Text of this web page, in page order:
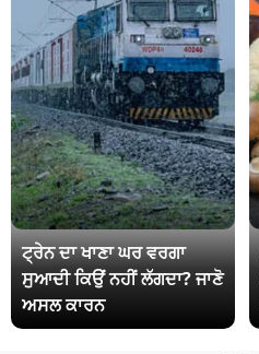
ਟ੍ਰੇਨ ਦਾ ਖਾਣਾ ਘਰ ਵਰਗਾ
ਸੁਆਦੀ ਕਿਉਂ ਨਹੀਂ ਲੱਗਦਾ? ਜਾਣੋ
ਅਸਲ ਕਾਰਨ